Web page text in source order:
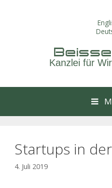
Kanzlei für
Startups in
4. Juli 2019